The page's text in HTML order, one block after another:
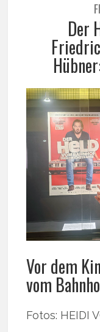
Der
Vor dem
vom
Fotos: HEIDI